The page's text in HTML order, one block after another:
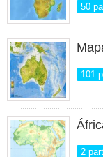
50
101
2